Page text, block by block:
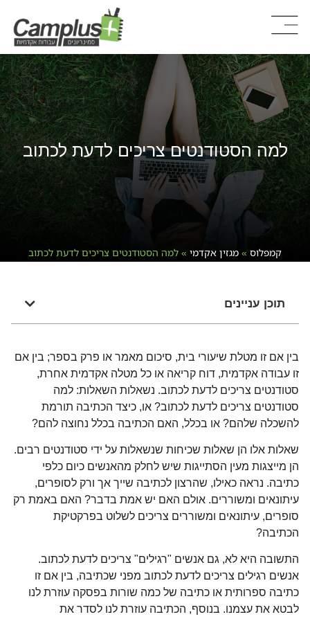
למה הסטודנטים צריכים לדעת לכתוב
קמפלוס » מגזין אקדמי » למה הסטודנטים צריכים לדעת לכתוב
תוכן עניינים
בין אם זו מטלת שיעורי בית, סיכום מאמר או פרק בספר; בין אם
זו עבודה אקדמית, דוח קריאה או כל מטלה אקדמית אחרת,
סטודנטים צריכים לדעת לכתוב. נשאלות השאלות: למה
סטודנטים צריכים לדעת לכתוב? או, כיצד הכתיבה תורמת
להשכלה שלהם? או בכלל, האם הכתיבה בכלל נחוצה להם?
שאלות אלו הן שאלות שכיחות שנשאלות על ידי סטודנטים רבים.
הן מייצגות מעין הסתייגות שיש לחלק מהאנשים כיום כלפי
כתיבה. נראה כאילו, שהרצון לכתיבה שייך אך ורק לסופרים,
עיתונאים ומשוררים. אולם האם יש אמת בדבר? האם באמת רק
סופרים, עיתונאים ומשוררים צריכים לשלוט בפרקטיקת
הכתיבה?
התשובה היא לא, גם אנשים "רגילים" צריכים לדעת לכתוב.
אנשים רגילים צריכים לדעת לכתוב מפני שכתיבה, בין אם זו
כתיבה ספרותית או כתיבה של כמה שורות בפסקה עוזרת לנו
לבטא את עצמנו. בנוסף, הכתיבה עוזרת לנו לסדר את